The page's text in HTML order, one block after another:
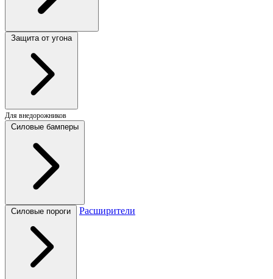
Защита от угона
Для внедорожников
Силовые бамперы
Силовые пороги Расширители